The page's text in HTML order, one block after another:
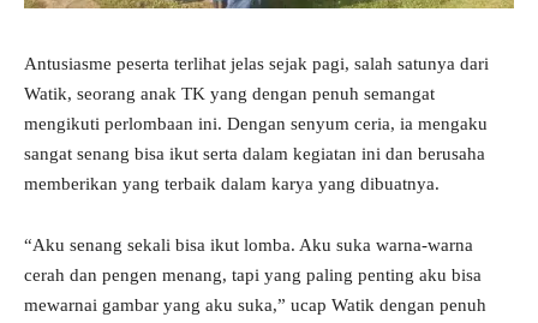
Antusiasme peserta terlihat jelas sejak pagi, salah satunya dari
Watik, seorang anak TK yang dengan penuh semangat
mengikuti perlombaan ini. Dengan senyum ceria, ia mengaku
sangat senang bisa ikut serta dalam kegiatan ini dan berusaha
memberikan yang terbaik dalam karya yang dibuatnya.
“Aku senang sekali bisa ikut lomba. Aku suka warna-warna
cerah dan pengen menang, tapi yang paling penting aku bisa
mewarnai gambar yang aku suka,” ucap Watik dengan penuh